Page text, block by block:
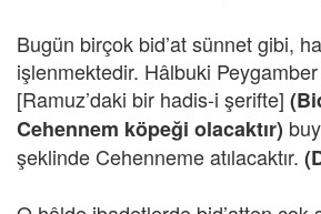
Bugün birçok bid’at sünnet gibi,
işlenmektedir. Hâlbuki
[Ramuz’daki bir hadis-i şerifte]
Cehennem köpeği olacaktır)
şeklinde Cehenneme atılacaktır.